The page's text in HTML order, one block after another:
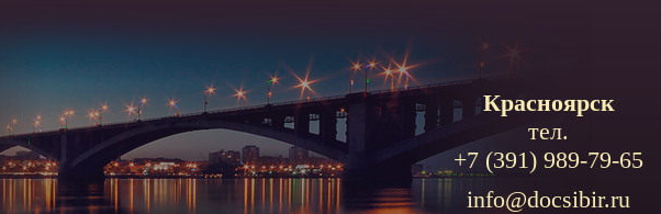
Красноярск
тел.
+7 (391) 989-79-65
info@docsibir.ru